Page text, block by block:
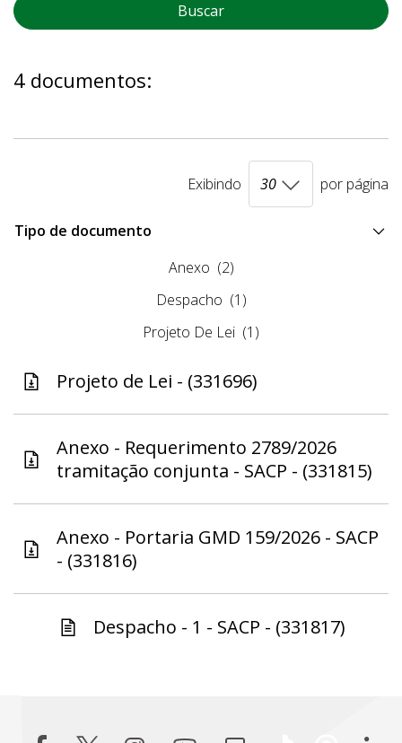
Buscar
4 documentos:
Exibindo por página
Tipo de documento
Anexo (2)
Despacho (1)
Projeto De Lei (1)
Projeto de Lei - (331696)
Anexo - Requerimento 2789/2026
tramitação conjunta - SACP - (331815)
Anexo - Portaria GMD 159/2026 - SACP
- (331816)
Despacho - 1 - SACP - (331817)